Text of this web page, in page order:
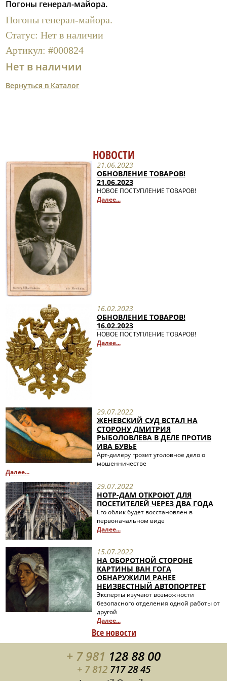
Полезные ссылки
Погоны генерал-майора.
Погоны генерал-майора.
Статус:Нет в наличии
Артикул:#000824
Нет в наличии
Вернуться в Каталог
НОВОСТИ
21.06.2023
ОБНОВЛЕНИЕ ТОВАРОВ!
21.06.2023
НОВОЕ ПОСТУПЛЕНИЕ ТОВАРОВ!
Далее...
16.02.2023
ОБНОВЛЕНИЕ ТОВАРОВ!
16.02.2023
НОВОЕ ПОСТУПЛЕНИЕ ТОВАРОВ!
Далее...
29.07.2022
ЖЕНЕВСКИЙ СУД ВСТАЛ НА
СТОРОНУ ДМИТРИЯ
РЫБОЛОВЛЕВА В ДЕЛЕ ПРОТИВ
ИВА БУВЬЕ
Арт-дилеру грозит уголовное дело о
мошенничестве
Далее...
29.07.2022
НОТР-ДАМ ОТКРОЮТ ДЛЯ
ПОСЕТИТЕЛЕЙ ЧЕРЕЗ ДВА ГОДА
Его облик будет восстановлен в
первоначальном виде
Далее...
15.07.2022
НА ОБОРОТНОЙ СТОРОНЕ
КАРТИНЫ ВАН ГОГА
ОБНАРУЖИЛИ РАНЕЕ
НЕИЗВЕСТНЫЙ АВТОПОРТРЕТ
Эксперты изучают возможности
безопасного отделения одной работы от
другой
Далее...
Все новости
+ 7 981 128 88 00
+ 7 812 717 28 45